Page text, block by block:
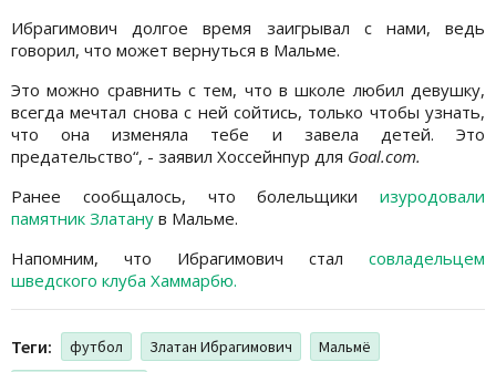
Ибрагимович долгое время заигрывал с нами, ведь
говорил, что может вернуться в Мальме.
Это можно сравнить с тем, что в школе любил девушку,
всегда мечтал снова с ней сойтись, только чтобы узнать,
что она изменяла тебе и завела детей. Это
предательство“, - заявил Хоссейнпур для Goal.com.
Ранее сообщалось, что болельщики изуродовали
памятник Златану в Мальме.
Напомним, что Ибрагимович стал совладельцем
шведского клуба Хаммарбю.
Теги: футбол Златан Ибрагимович
Мальмё